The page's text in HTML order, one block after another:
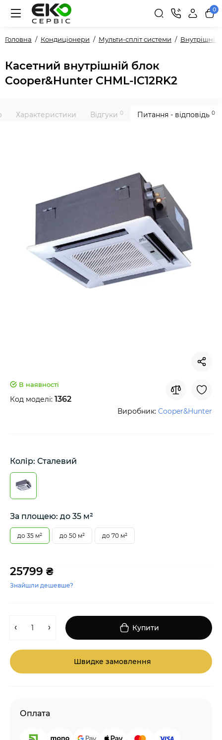
0
Головна Кондиціонери Мульти-спліт системи Внутрішні
Касетний внутрішній блок
Cooper&Hunter CHML-IC12RK2
Характеристики Відгуки 0 Питання - відповідь 0
В наявності
Код моделі: 1362
Виробник: Cooper&Hunter
Колір: Сталевий
За площею: до 35 м²
до 35 м² до 50 м² до 70 м²
25799 ₴
Знайшли дешевше?
Купити
Швидке замовлення
Оплата